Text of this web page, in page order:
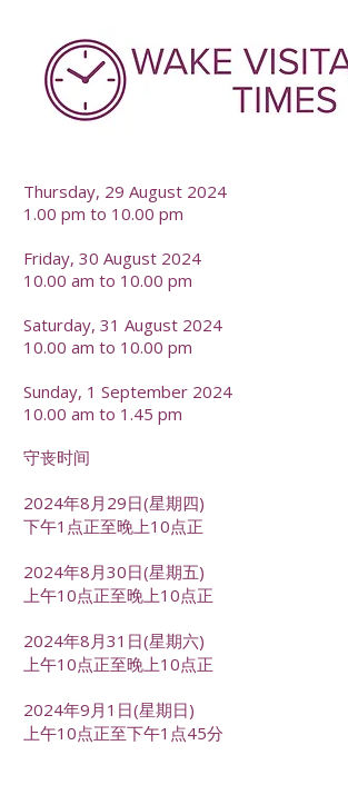
Thursday, 29 August 2024
1.00 pm to 10.00 pm
Friday, 30 August 2024
10.00 am to 10.00 pm
Saturday, 31 August 2024
10.00 am to 10.00 pm
Sunday, 1 September 2024
10.00 am to 1.45 pm
守丧时间
2024年8月29日(星期四)
下午1点正至晚上10点正
2024年8月30日(星期五)
上午10点正至晚上10点正
2024年8月31日(星期六)
上午10点正至晚上10点正
2024年9月1日(星期日)
上午10点正至下午1点45分